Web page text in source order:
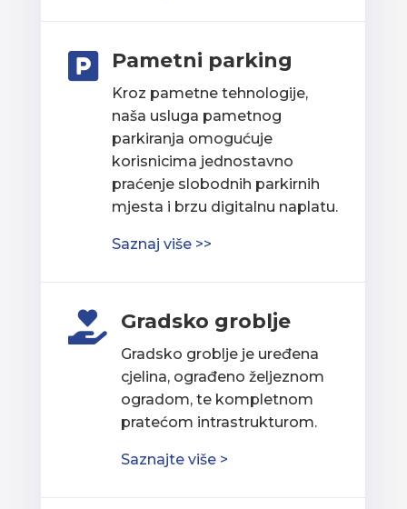
 Pametni parking
Kroz pametne tehnologije,
naša usluga pametnog
parkiranja omogućuje
korisnicima jednostavno
praćenje slobodnih parkirnih
mjesta i brzu digitalnu naplatu.
Saznaj više >>
 Gradsko groblje
Gradsko groblje je uređena
cjelina, ograđeno željeznom
ogradom, te kompletnom
pratećom intrastrukturom.
Saznajte više >